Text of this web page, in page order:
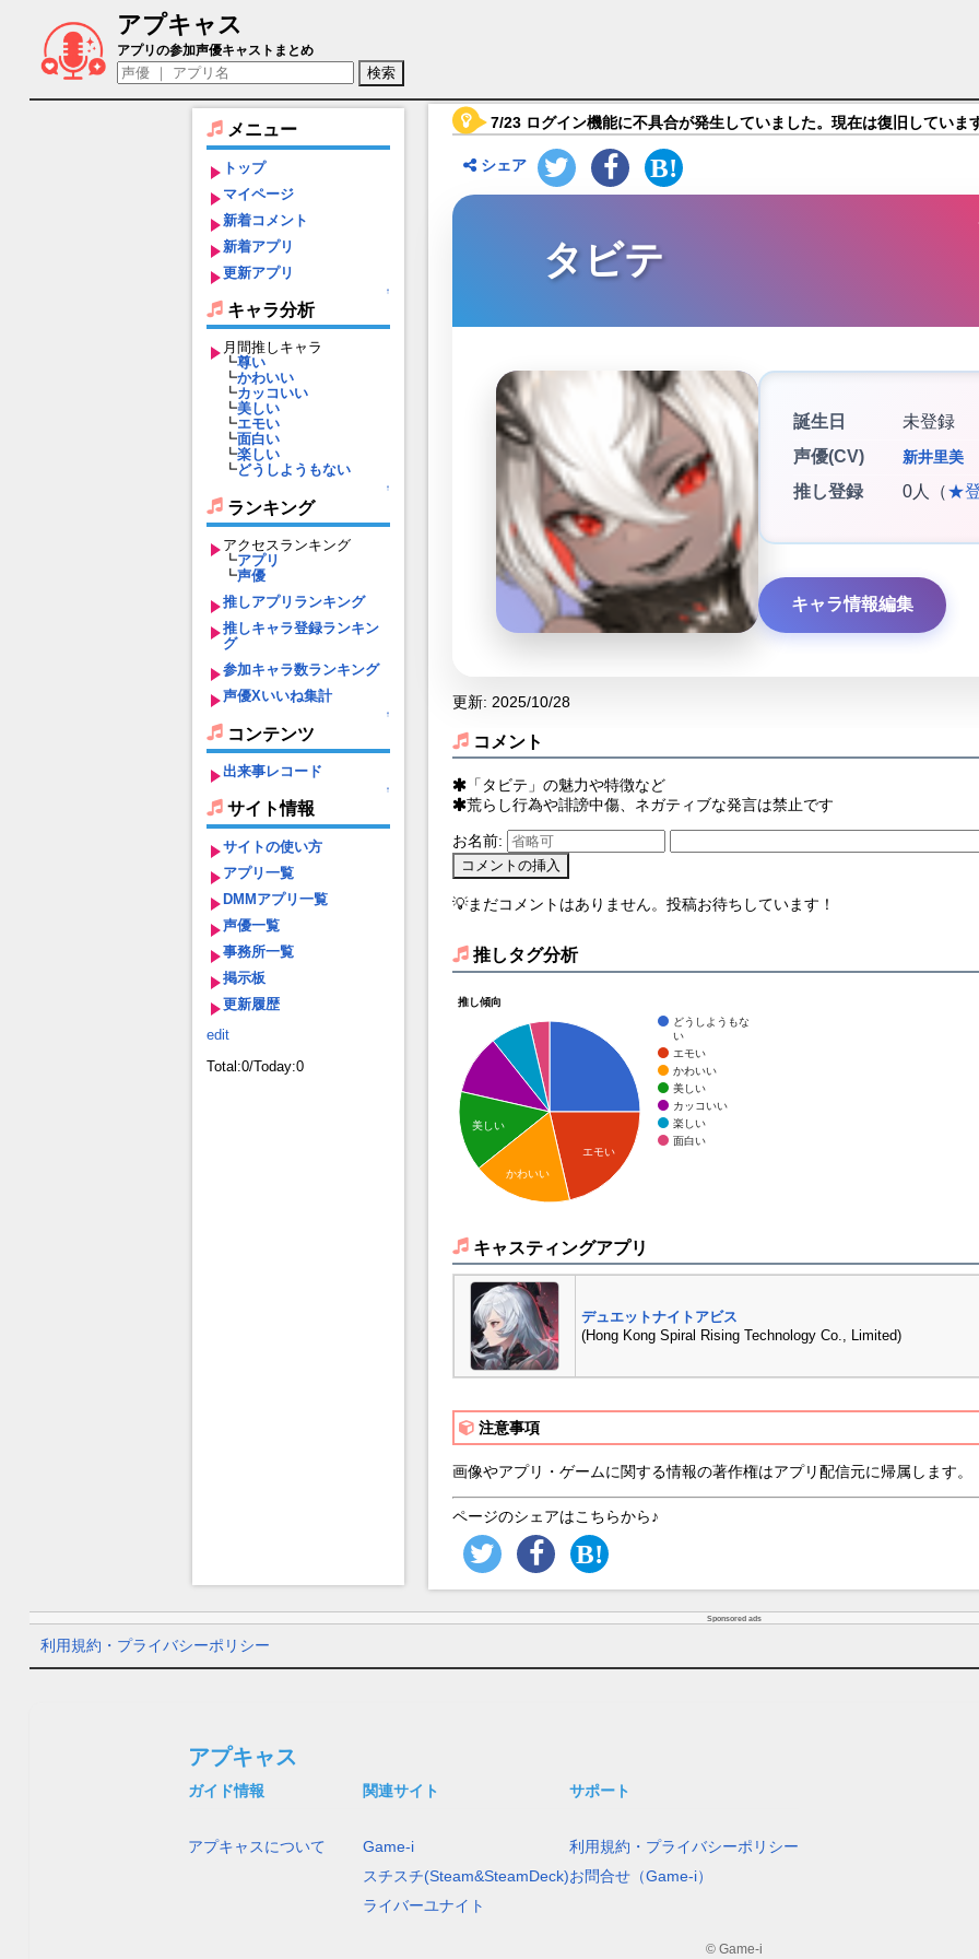
アプキャス
タビテ（声優：新井里美)【デュエットナイトアビス】キャラ紹介
アプリの参加声優キャストまとめ
メニュー
トップ
マイページ
新着コメント
新着アプリ
更新アプリ
↑
キャラ分析
月間推しキャラ
┗尊い
┗かわいい
┗カッコいい
┗美しい
┗エモい
┗面白い
┗楽しい
┗どうしようもない
↑
ランキング
アクセスランキング
┗アプリ
┗声優
推しアプリランキング
推しキャラ登録ランキン
グ
参加キャラ数ランキング
声優Xいいね集計
↑
コンテンツ
出来事レコード
↑
サイト情報
サイトの使い方
アプリ一覧
DMMアプリ一覧
声優一覧
事務所一覧
掲示板
更新履歴
edit
Total:0/Today:0
7/23 ログイン機能に不具合が発生していました。現在は復旧していま
シェア
タビテ
誕生日
未登録
声優(CV)
新井里美
推し登録 0人（★
キャラ情報編集
更新: 2025/10/28
コメント
「タビテ」の魅力や特徴など
荒らし行為や誹謗中傷、ネガティブな発言は禁止です
お名前:
💡まだコメントはありません。投稿お待ちしています！
推しタグ分析
推し傾向
どうしようもな
い
エモい
かわいい
美しい
カッコいい
楽しい
面白い
エモい
美しい
かわいい
キャスティングアプリ
デュエットナイトアビス
(Hong Kong Spiral Rising Technology Co., Limited)
注意事項
画像やアプリ・ゲームに関する情報の著作権はアプリ配信元に帰属します。
ページのシェアはこちらから♪
Sponsored ads
利用規約・プライバシーポリシー
アプキャス
ガイド情報
アプキャスについて
関連サイト
Game-i
スチスチ(Steam&SteamDeck)
ライバーユナイト
サポート
利用規約・プライバシーポリシー
お問合せ（Game-i）
© Game-i